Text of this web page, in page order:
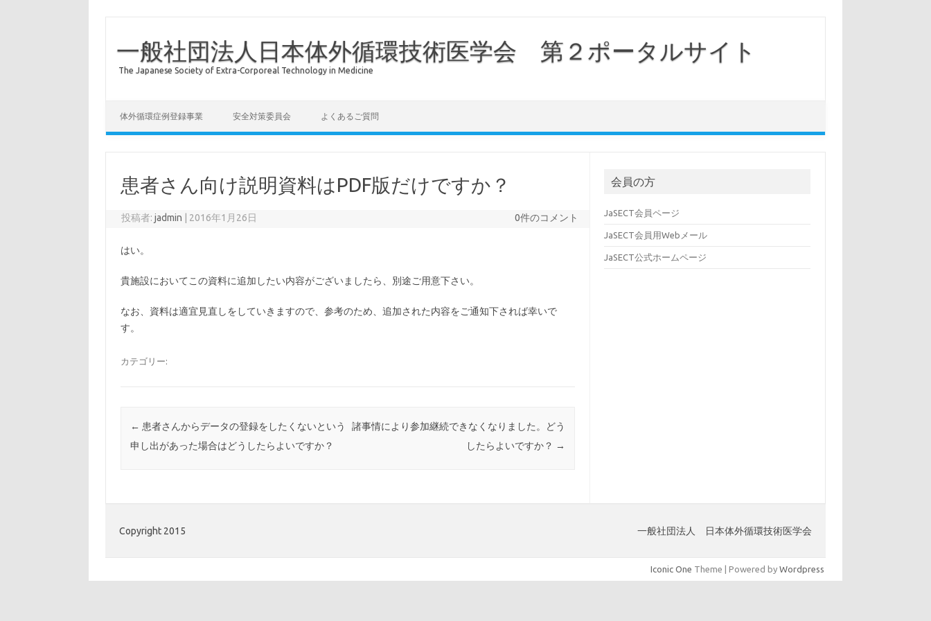
一般社団法人日本体外循環技術医学会 第２ポータルサイト
The Japanese Society of Extra-Corporeal Technology in Medicine
体外循環症例登録事業 安全対策委員会 よくあるご質問
患者さん向け説明資料はPDF版だけですか？
投稿者:jadmin 2016年1月26日 0件のコメント
はい。
貴施設においてこの資料に追加したい内容がございましたら、別途ご用意下さい。
なお、資料は適宜見直しをしていきますので、参考のため、追加された内容をご通知下されば幸いで
す。
カテゴリー:
投稿ナビゲーション
← 患者さんからデータの登録をしたくないという
申し出があった場合はどうしたらよいですか？
諸事情により参加継続できなくなりました。どう
したらよいですか？ →
会員の方
JaSECT会員ページ
JaSECT会員用Webメール
JaSECT公式ホームページ
Copyright 2015 一般社団法人 日本体外循環技術医学会
Iconic One Theme | Powered by Wordpress